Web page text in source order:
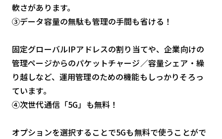
軟さがあります。
③データ容量の無駄も管理の手間も省ける！
固定グローバルIPアドレスの割り当てや、企業向けの
管理ページからのパケットチャージ／容量シェア・繰
り越しなど、運用管理のための機能もしっかりそろっ
ています。
④次世代通信「5G」も無料！
オプションを選択することで5Gも無料で使うことがで